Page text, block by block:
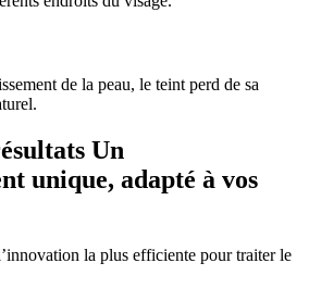
de la peau, le teint perd de sa
Un
unique, adapté à vos
la plus efficiente pour traiter le